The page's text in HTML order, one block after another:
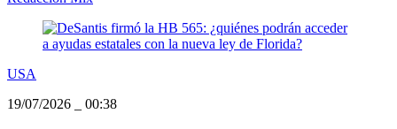
USA
19/07/2026
00:38